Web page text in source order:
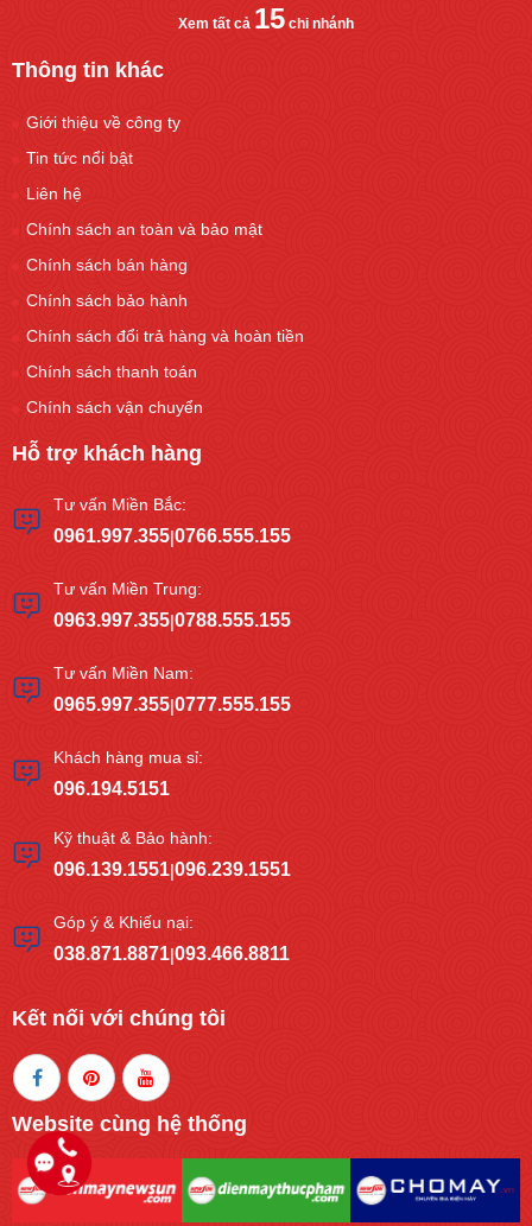
Xem tất cả 15 chi nhánh
Thông tin khác
Giới thiệu về công ty
Tin tức nổi bật
Liên hệ
Chính sách an toàn và bảo mật
Chính sách bán hàng
Chính sách bảo hành
Chính sách đổi trả hàng và hoàn tiền
Chính sách thanh toán
Chính sách vận chuyển
Hỗ trợ khách hàng
Tư vấn Miền Bắc:
0961.997.355|0766.555.155
Tư vấn Miền Trung:
0963.997.355|0788.555.155
Tư vấn Miền Nam:
0965.997.355|0777.555.155
Khách hàng mua sỉ:
096.194.5151
Kỹ thuật & Bảo hành:
096.139.1551|096.239.1551
Góp ý & Khiếu nại:
038.871.8871|093.466.8811
Kết nối với chúng tôi
Website cùng hệ thống